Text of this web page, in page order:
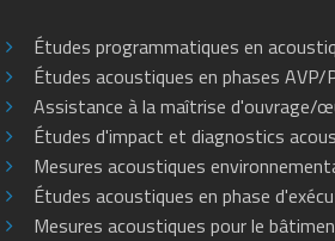
Études programmatiques en
Études acoustiques en phases AVP/
Assistance à la maîtrise d'ouvrage/
Études d'impact et diagnostics
Mesures acoustiques
Études acoustiques en phase
Mesures acoustiques pour le